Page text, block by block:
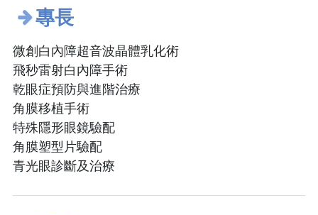
專長
微創白內障超音波晶體乳化術
飛秒雷射白內障手術
乾眼症預防與進階治療
角膜移植手術
特殊隱形眼鏡驗配
角膜塑型片驗配
青光眼診斷及治療